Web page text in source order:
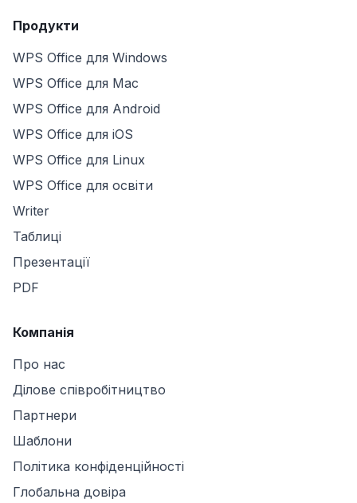
Продукти
WPS Office для Windows
WPS Office для Mac
WPS Office для Android
WPS Office для iOS
WPS Office для Linux
WPS Office для освіти
Writer
Таблиці
Презентації
PDF
Компанія
Про нас
Ділове співробітництво
Партнери
Шаблони
Політика конфіденційності
Глобальна довіра